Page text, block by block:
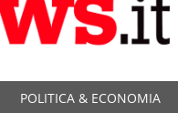
POLITICA & ECONOMIA